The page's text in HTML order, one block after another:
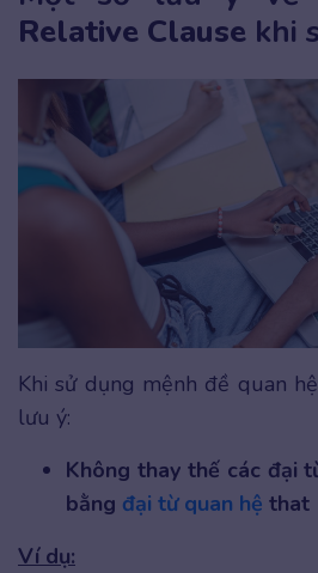
Relative Clause khi
Khi sử dụng mệnh đề quan
lưu ý:
Không thay thế các đại
bằng đại từ quan hệ that
Ví dụ: